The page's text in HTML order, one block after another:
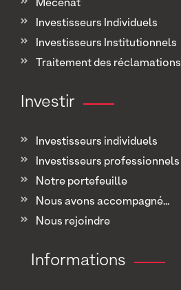
Mécénat
Investisseurs Individuels
Investisseurs Institutionnels
Traitement des réclamations
Investir
Investisseurs individuels
Investisseurs professionnels
Notre portefeuille
Nous avons accompagné...
Nous rejoindre
Informations